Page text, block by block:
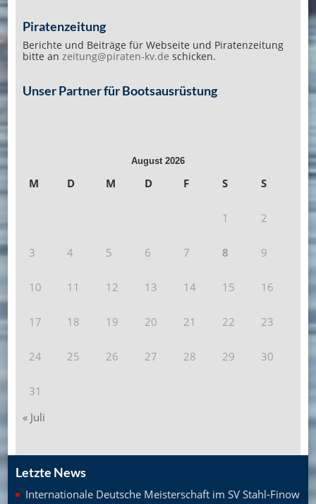
Piratenzeitung
Berichte und Beiträge für Webseite und Piratenzeitung
bitte an zeitung@piraten-kv.de schicken.
Unser Partner für Bootsausrüstung
August 2026
M D M D F S S
1 2
3 4 5 6 7 8 9
10 11 12 13 14 15 16
17 18 19 20 21 22 23
24 25 26 27 28 29 30
31
« Juli
Letzte News
Internationale Deutsche Meisterschaft im SV Stahl-Finow